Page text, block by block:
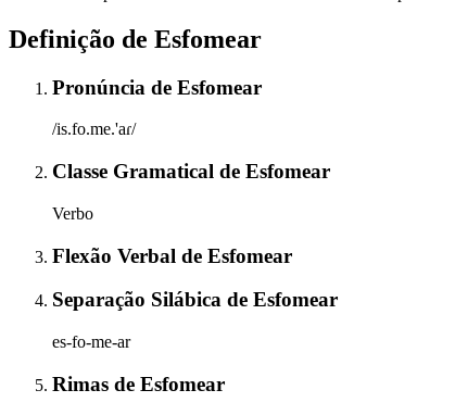
Definição de Esfomear
Pronúncia de Esfomear
/is.fo.me.'aɾ/
Classe Gramatical de Esfomear
Verbo
Flexão Verbal de Esfomear
Separação Silábica de Esfomear
es-fo-me-ar
Rimas de Esfomear